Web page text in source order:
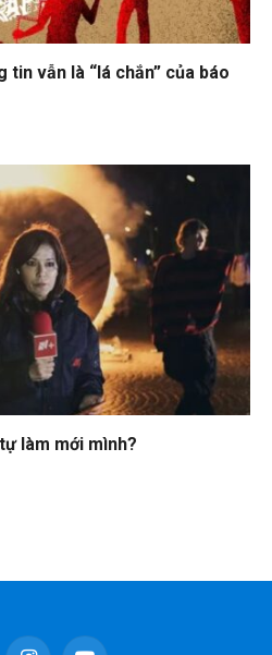
vẫn là “lá chắn” của báo
làm mới mình?